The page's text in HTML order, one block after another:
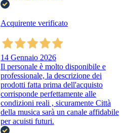
Acquirente verificato
14 Gennaio 2026
Il personale è molto disponibile e
professionale, la descrizione dei
prodotti fatta prima dell'acquisto
corrisponde perfettamente alle
condizioni reali , sicuramente Città
della musica sarà un canale affidabile
per acuisti futuri.